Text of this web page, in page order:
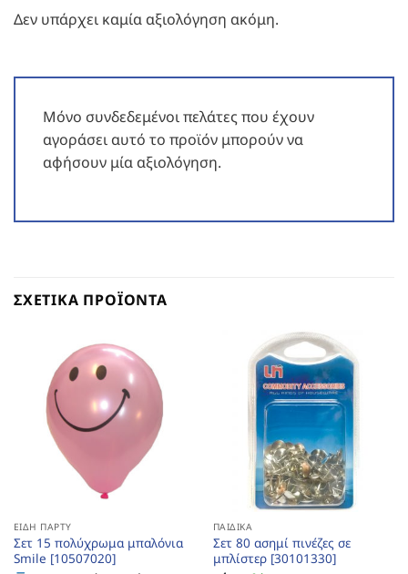
Δεν υπάρχει καμία αξιολόγηση ακόμη.
Μόνο συνδεδεμένοι πελάτες που έχουν
αγοράσει αυτό το προϊόν μπορούν να
αφήσουν μία αξιολόγηση.
ΣΧΕΤΙΚΆ ΠΡΟΪΌΝΤΑ
ΕΊΔΗ ΠΆΡΤΥ
Σετ 15 πολύχρωμα μπαλόνια
Smile [10507020]
ΠΑΙΔΙΚΆ
Σετ 80 ασημί πινέζες σε
μπλίστερ [30101330]